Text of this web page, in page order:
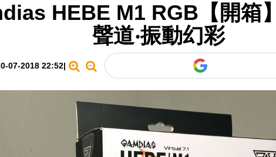
HEBE M1 RGB【開箱
聲道‧振動幻彩
07-2018 22:52|